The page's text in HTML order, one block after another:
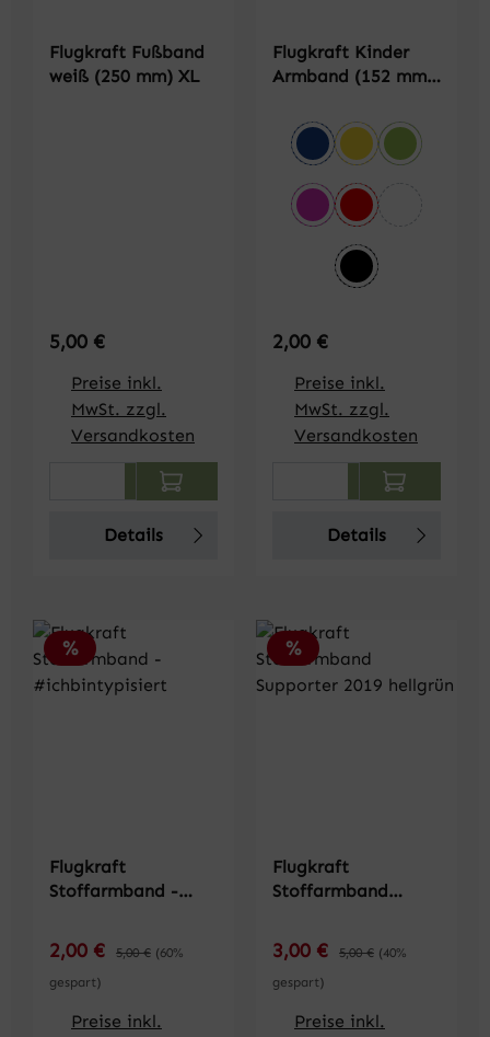
Flugkraft Fußband
weiß (250 mm) XL
Regulärer Preis:
5,00 €
Preise inkl.
MwSt. zzgl.
Versandkosten
Produkt Anzahl: Gib den
Details
Flugkraft Kinder
Armband (152 mm)
Farbeauswählen
blau gelb hellgrün
pink rot weiß
schwarz
Regulärer Preis:
2,00 €
Preise inkl.
MwSt. zzgl.
Versandkosten
Produkt Anzahl:
Details
Rabatt
%
Flugkraft
Stoffarmband -
Verkaufspreis:
2,00 € Regulärer Preis:
5,00 € (60%
gespart)
Preise inkl.
Rabatt
%
Flugkraft
Stoffarmband
hellgrün
Verkaufspreis:
3,00 € Regulärer Preis:
5,00 € (40%
gespart)
Preise inkl.